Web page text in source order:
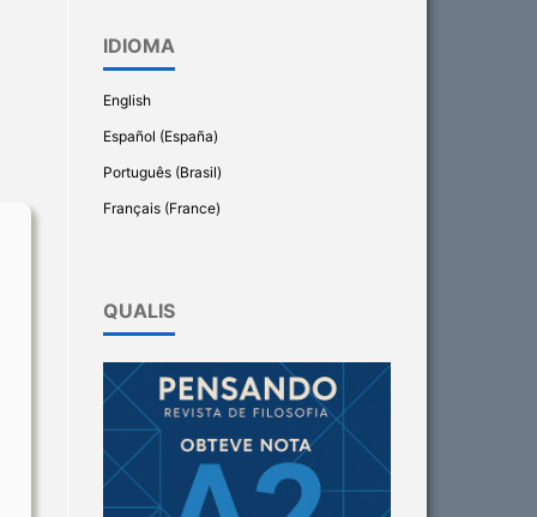
IDIOMA
English
Español (España)
Português (Brasil)
Français (France)
QUALIS